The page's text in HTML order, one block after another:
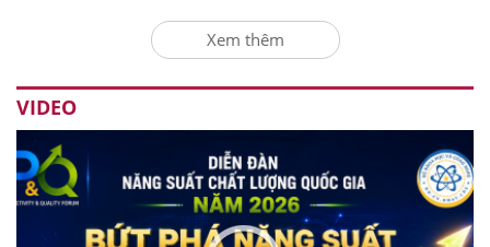
Xem thêm
VIDEO